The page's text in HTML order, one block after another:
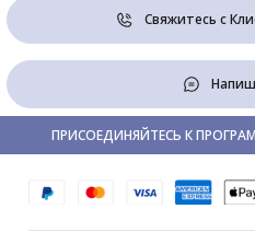
Свяжитесь с
ПРИСОЕДИНЯЙТЕСЬ К